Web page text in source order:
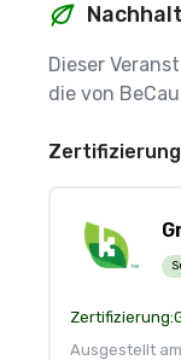
Dieser
die von
Zertifizierung:
Ausgestellt